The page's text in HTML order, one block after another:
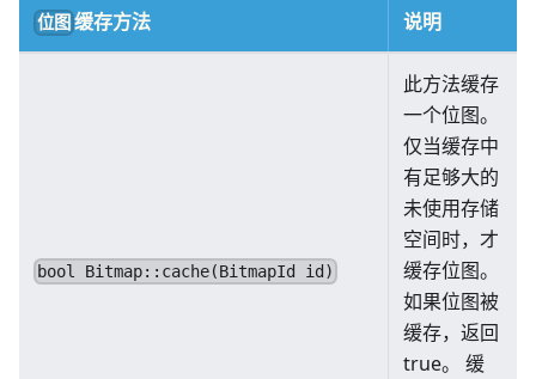
位图 缓存方法 说明
bool Bitmap::cache(BitmapId id)
此方法缓存
一个位图。
仅当缓存中
有足够大的
未使用存储
空间时，才
缓存位图。
如果位图被
缓存，返回
true。 缓